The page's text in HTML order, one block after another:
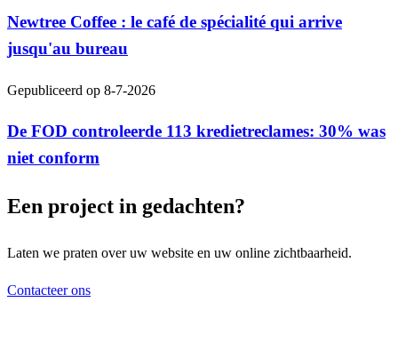
Newtree Coffee : le café de spécialité qui arrive
jusqu'au bureau
Gepubliceerd op 8-7-2026
De FOD controleerde 113 kredietreclames: 30% was
niet conform
Een project in gedachten?
Laten we praten over uw website en uw online zichtbaarheid.
Contacteer ons